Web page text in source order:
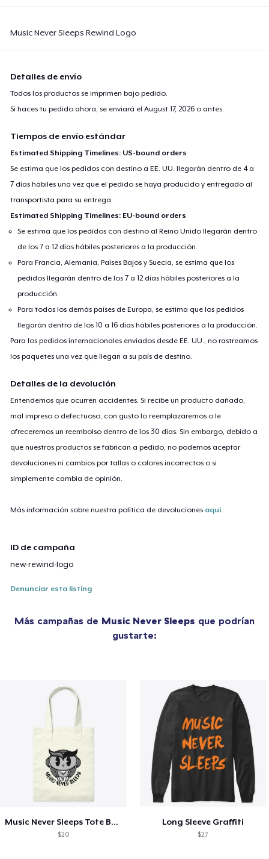
Music Never Sleeps Rewind Logo
Detalles de envío
Todos los productos se imprimen bajo pedido.
Si haces tu pedido ahora, se enviará elAugust 17, 2026 o antes.
Tiempos de envío estándar
Estimated Shipping Timelines: US-bound orders
Se estima que los pedidos con destino a EE. UU. llegarán dentro de 4 a
7 días hábiles una vez que el pedido se haya producido y entregado al
transportista para su entrega.
Estimated Shipping Timelines: EU-bound orders
Se estima que los pedidos con destino al Reino Unido llegarán dentro
de los 7 a 12 días hábiles posteriores a la producción.
Para Francia, Alemania, Países Bajos y Suecia, se estima que los
pedidos llegarán dentro de los 7 a 12 días hábiles posteriores a la
producción.
Para todos los demás países de Europa, se estima que los pedidos
llegarán dentro de los 10 a 16 días hábiles posteriores a la producción.
Para los pedidos internacionales enviados desde EE. UU., no rastreamos
los paquetes una vez que llegan a su país de destino.
Detalles de la devolución
Entendemos que ocurren accidentes. Si recibe un producto dañado,
mal impreso o defectuoso, con gusto lo reemplazaremos o le
ofreceremos un reembolso dentro de los 30 días. Sin embargo, debido a
que nuestros productos se fabrican a pedido, no podemos aceptar
devoluciones ni cambios por tallas o colores incorrectos o si
simplemente cambia de opinión.
Más información sobre nuestra política de devoluciones aquí.
ID de campaña
new-rewind-logo
Denunciar esta listing
Más campañas de Music Never Sleeps que podrían
gustarte:
Music Never Sleeps Tote Bag
$20
Long Sleeve Graffiti
$27